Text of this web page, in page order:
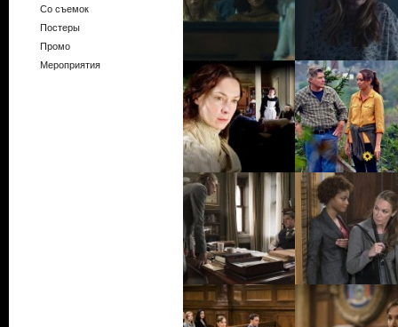
Со съемок
Постеры
Промо
Мероприятия